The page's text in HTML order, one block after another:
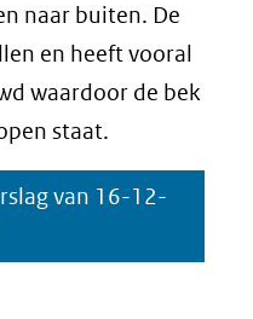
naar buiten. De
en heeft vooral
waardoor de bek
staat.
van 16-12-